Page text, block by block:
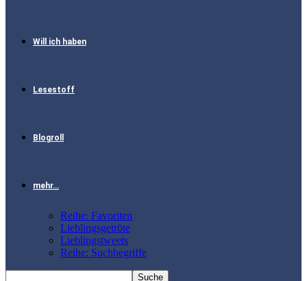
Will ich haben
Lesestoff
Blogroll
mehr…
Reihe: Favoriten
Lieblingsgetröte
Lieblingstweets
Reihe: Suchbegriffe